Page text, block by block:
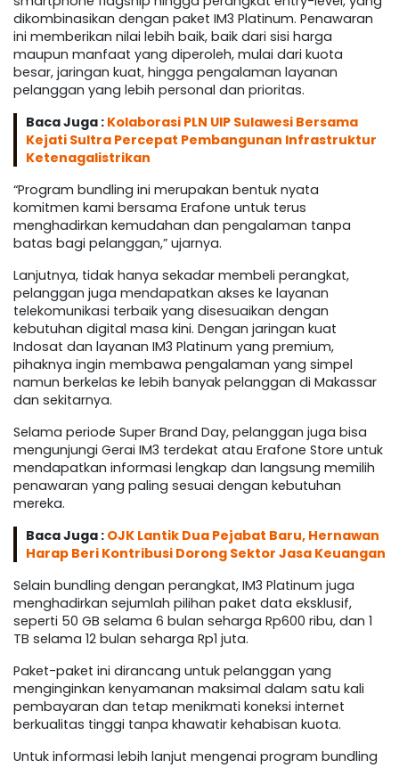
dikombinasikan dengan paket IM3 Platinum. Penawaran
ini memberikan nilai lebih baik, baik dari sisi harga
maupun manfaat yang diperoleh, mulai dari kuota
besar, jaringan kuat, hingga pengalaman layanan
pelanggan yang lebih personal dan prioritas.
Baca Juga : Kolaborasi PLN UIP Sulawesi Bersama
Kejati Sultra Percepat Pembangunan Infrastruktur
Ketenagalistrikan
“Program bundling ini merupakan bentuk nyata
komitmen kami bersama Erafone untuk terus
menghadirkan kemudahan dan pengalaman tanpa
batas bagi pelanggan,” ujarnya.
Lanjutnya, tidak hanya sekadar membeli perangkat,
pelanggan juga mendapatkan akses ke layanan
telekomunikasi terbaik yang disesuaikan dengan
kebutuhan digital masa kini. Dengan jaringan kuat
Indosat dan layanan IM3 Platinum yang premium,
pihaknya ingin membawa pengalaman yang simpel
namun berkelas ke lebih banyak pelanggan di Makassar
dan sekitarnya.
Selama periode Super Brand Day, pelanggan juga bisa
mengunjungi Gerai IM3 terdekat atau Erafone Store untuk
mendapatkan informasi lengkap dan langsung memilih
penawaran yang paling sesuai dengan kebutuhan
mereka.
Baca Juga : OJK Lantik Dua Pejabat Baru, Hernawan
Harap Beri Kontribusi Dorong Sektor Jasa Keuangan
Selain bundling dengan perangkat, IM3 Platinum juga
menghadirkan sejumlah pilihan paket data eksklusif,
seperti 50 GB selama 6 bulan seharga Rp600 ribu, dan 1
TB selama 12 bulan seharga Rp1 juta.
Paket-paket ini dirancang untuk pelanggan yang
menginginkan kenyamanan maksimal dalam satu kali
pembayaran dan tetap menikmati koneksi internet
berkualitas tinggi tanpa khawatir kehabisan kuota.
Untuk informasi lebih lanjut mengenai program bundling